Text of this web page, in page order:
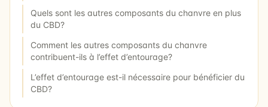
Quels sont les autres composants du chanvre en plus
du CBD?
Comment les autres composants du chanvre
contribuent-ils à l’effet d’entourage?
L’effet d’entourage est-il nécessaire pour bénéficier du
CBD?